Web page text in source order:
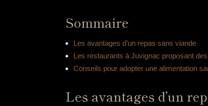
Sommaire
Les avantages d’un repas sans viande
Les restaurants à Juvignac proposant
Conseils pour adopter une alimentation
Les avantages d’un